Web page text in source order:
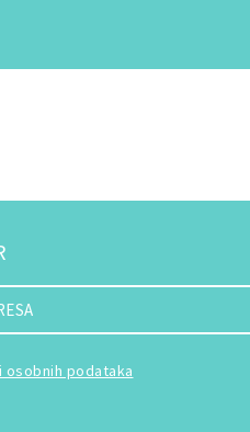
podataka